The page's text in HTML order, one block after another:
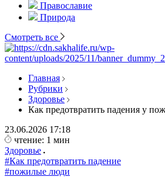
Православие
Природа
Смотреть все
Главная
Рубрики
Здоровье
Как предотвратить падения у
23.06.2026 17:18
чтение: 1 мин
Здоровье
#Как предотвратить падение
#пожилые люди